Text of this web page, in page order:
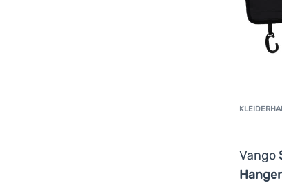
Vango
Hanger